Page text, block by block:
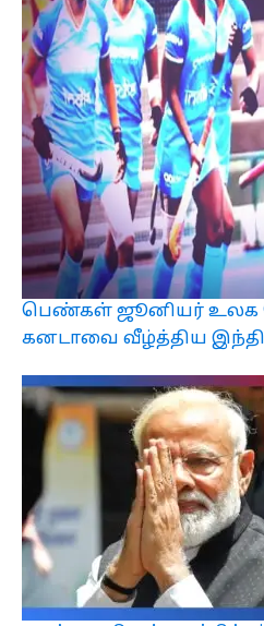
பெண்கள் ஜூனியர் உலக
கனடாவை வீழ்த்திய